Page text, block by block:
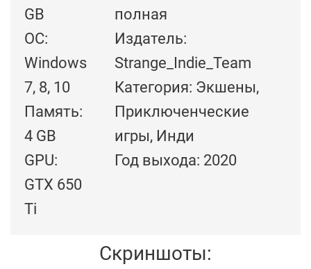
GB
ОС:
Windows
7, 8, 10
Память:
4 GB
GPU:
GTX 650
Ti
полная
Издатель:
Strange_Indie_Team
Категория: Экшены,
Приключенческие
игры, Инди
Год выхода: 2020
Скриншоты: